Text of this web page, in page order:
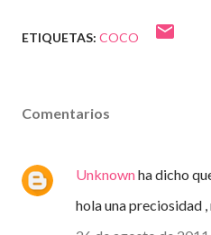
ETIQUETAS: COCO
Comentarios
Unknownha dicho
hola una preciosidad